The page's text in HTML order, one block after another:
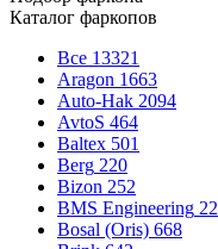
Каталог фаркопов
Все 13321
Aragon 1663
Auto-Hak 2094
AvtoS 464
Baltex 501
Berg 220
Bizon 252
BMS Engineering 22
Bosal (Oris) 668